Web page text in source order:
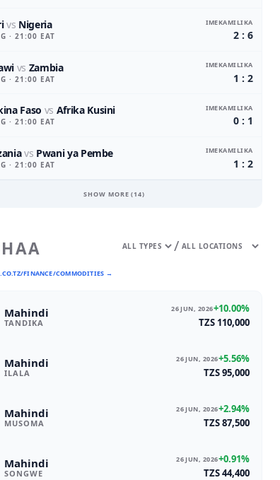
vs Nigeria
· 21:00 EAT
IMEKAMILIKA
2 : 6
vs Zambia
· 21:00 EAT
IMEKAMILIKA
1 : 2
Faso vs Afrika Kusini
· 21:00 EAT
IMEKAMILIKA
0 : 1
vs Pwani ya Pembe
· 21:00 EAT
IMEKAMILIKA
1 : 2
SHOW MORE (14)
FINANCE/COMMODITIES →
/
Mahindi
TANDIKA
26 JUN, 2026+10.00%
TZS 110,000
Mahindi
ILALA
26 JUN, 2026+5.56%
TZS 95,000
Mahindi
MUSOMA
26 JUN, 2026+2.94%
TZS 87,500
Mahindi
SONGWE
26 JUN, 2026+0.91%
TZS 44,400